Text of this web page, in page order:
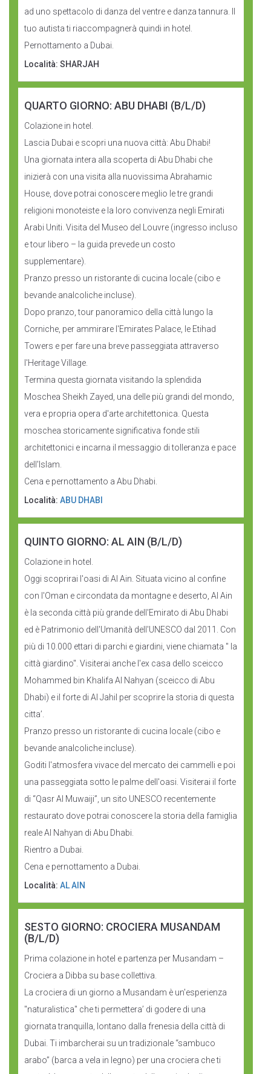
ad uno spettacolo di danza del ventre e danza tannura. Il
tuo autista ti riaccompagnerà quindi in hotel.
Pernottamento a Dubai.
Località: SHARJAH
QUARTO GIORNO: ABU DHABI (B/L/D)
Colazione in hotel.
Lascia Dubai e scopri una nuova città: Abu Dhabi!
Una giornata intera alla scoperta di Abu Dhabi che
inizierà con una visita alla nuovissima Abrahamic
House, dove potrai conoscere meglio le tre grandi
religioni monoteiste e la loro convivenza negli Emirati
Arabi Uniti. Visita del Museo del Louvre (ingresso incluso
e tour libero – la guida prevede un costo
supplementare).
Pranzo presso un ristorante di cucina locale (cibo e
bevande analcoliche incluse).
Dopo pranzo, tour panoramico della città lungo la
Corniche, per ammirare l'Emirates Palace, le Etihad
Towers e per fare una breve passeggiata attraverso
l'Heritage Village.
Termina questa giornata visitando la splendida
Moschea Sheikh Zayed, una delle più grandi del mondo,
vera e propria opera d'arte architettonica. Questa
moschea storicamente significativa fonde stili
architettonici e incarna il messaggio di tolleranza e pace
dell'Islam.
Cena e pernottamento a Abu Dhabi.
Località: ABU DHABI
QUINTO GIORNO: AL AIN (B/L/D)
Colazione in hotel.
Oggi scoprirai l'oasi di Al Ain. Situata vicino al confine
con l'Oman e circondata da montagne e deserto, Al Ain
è la seconda città più grande dell'Emirato di Abu Dhabi
ed è Patrimonio dell'Umanità dell'UNESCO dal 2011. Con
più di 10.000 ettari di parchi e giardini, viene chiamata " la
città giardino". Visiterai anche l'ex casa dello sceicco
Mohammed bin Khalifa Al Nahyan (sceicco di Abu
Dhabi) e il forte di Al Jahil per scoprire la storia di questa
citta’.
Pranzo presso un ristorante di cucina locale (cibo e
bevande analcoliche incluse).
Goditi l'atmosfera vivace del mercato dei cammelli e poi
una passeggiata sotto le palme dell'oasi. Visiterai il forte
di “Qasr Al Muwaiji”, un sito UNESCO recentemente
restaurato dove potrai conoscere la storia della famiglia
reale Al Nahyan di Abu Dhabi.
Rientro a Dubai.
Cena e pernottamento a Dubai.
Località: AL AIN
SESTO GIORNO: CROCIERA MUSANDAM
(B/L/D)
Prima colazione in hotel e partenza per Musandam –
Crociera a Dibba su base collettiva.
La crociera di un giorno a Musandam è un'esperienza
"naturalistica" che ti permettera’ di godere di una
giornata tranquilla, lontano dalla frenesia della città di
Dubai. Ti imbarcherai su un tradizionale “sambuco
arabo” (barca a vela in legno) per una crociera che ti